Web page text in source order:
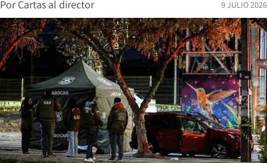
Por Cartas al director 9 JULIO 2026